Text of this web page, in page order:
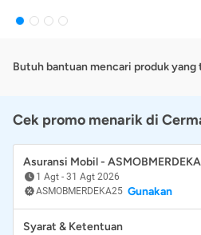
Butuh bantuan mencari produk yang
Cek promo menarik di
Asuransi Mobil -
1 Agt - 31 Agt 2026
ASMOBMERDEKA25 Gunakan
Syarat & Ketentuan